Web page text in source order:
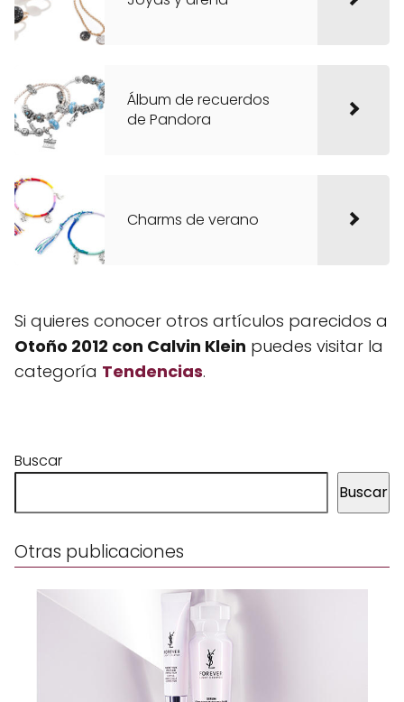
Álbum de recuerdos
de Pandora
Charms de verano
Si quieres conocer otros artículos parecidos a
Otoño 2012 con Calvin Klein puedes visitar la
categoría Tendencias.
Buscar
Buscar
Otras publicaciones